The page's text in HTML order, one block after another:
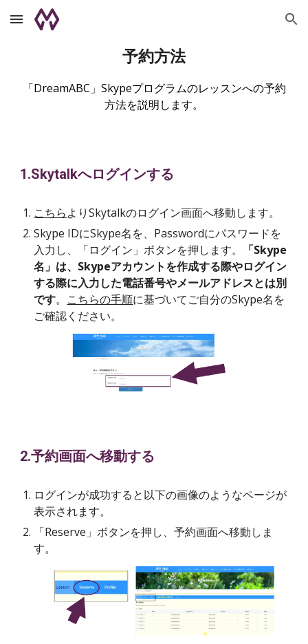
Skip to main content Skip to navigation
予約方法
「DreamABC」Skypeプログラムのレッスンへの予約
方法を説明します。
1.Skytalkへログインする
こちらよりSkytalkのログイン画面へ移動します。
Skype IDにSkype名を、Passwordにパスワードを
入力し、「ログイン」ボタンを押します。
「Skype
名」は、Skypeアカウントを作成する際やログイン
する際に入力した電話番号やメールアドレスとは別
です。 こちらの手順に基づいてご自分のSkype名を
ご確認ください。
2.予約画面へ移動する
ログインが成功すると以下の画像のようなページが
表示されます。
「Reserve」ボタンを押し、予約画面へ移動しま
す。